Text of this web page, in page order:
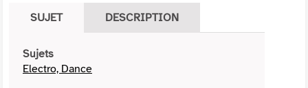
SUJET DESCRIPTION
Sujets
Electro, Dance